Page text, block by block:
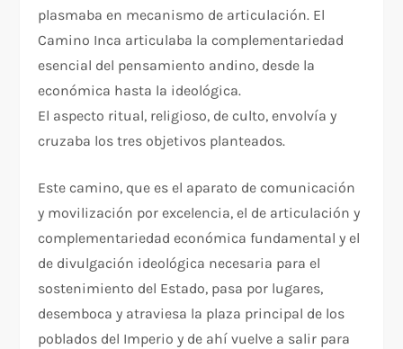
plasmaba en mecanismo de articulación. El
Camino Inca articulaba la complementariedad
esencial del pensamiento andino, desde la
económica hasta la ideológica.
El aspecto ritual, religioso, de culto, envolvía y
cruzaba los tres objetivos planteados.
Este camino, que es el aparato de comunicación
y movilización por excelencia, el de articulación y
complementariedad económica fundamental y el
de divulgación ideológica necesaria para el
sostenimiento del Estado, pasa por lugares,
desemboca y atraviesa la plaza principal de los
poblados del Imperio y de ahí vuelve a salir para